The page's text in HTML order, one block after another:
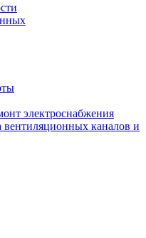
электроснабжения
каналов и